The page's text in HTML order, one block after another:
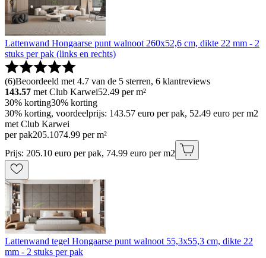
Lattenwand Hongaarse punt walnoot 260x52,6 cm, dikte 22 mm - 2
stuks per pak (links en rechts)
(6)Beoordeeld met 4.7 van de 5 sterren, 6 klantreviews
143.57 met Club Karwei52.49 per m²
30% korting30% korting
30% korting, voordeelprijs: 143.57 euro per pak, 52.49 euro per m2
met Club Karwei
per pak205.1074.99 per m²
Prijs: 205.10 euro per pak, 74.99 euro per m2
Lattenwand tegel Hongaarse punt walnoot 55,3x55,3 cm, dikte 22
mm - 2 stuks per pak